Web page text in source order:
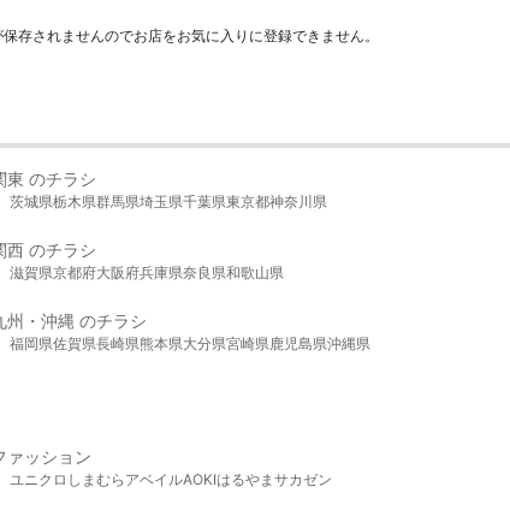
存されませんのでお店をお気に入りに登録できません。
東 のチラシ
茨城県栃木県群馬県埼玉県千葉県東京都神奈川県
西 のチラシ
滋賀県京都府大阪府兵庫県奈良県和歌山県
州・沖縄 のチラシ
福岡県佐賀県長崎県熊本県大分県宮崎県鹿児島県沖縄県
ァッション
ユニクロ しまむら アベイルAOKIはるやま サカゼン